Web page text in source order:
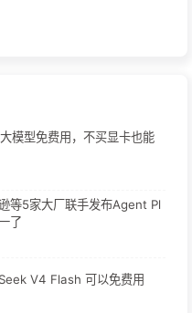
王者？
Notebook 了